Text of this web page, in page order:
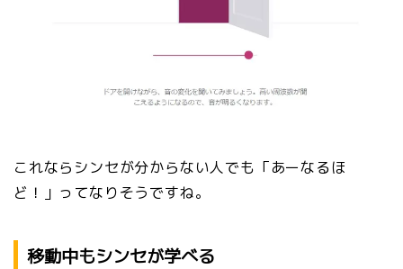
これならシンセが分からない人でも「あーなるほ
ど！」ってなりそうですね。
移動中もシンセが学べる